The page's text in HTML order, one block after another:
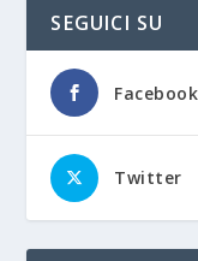
SEGUICI SU
Facebook
Twitter